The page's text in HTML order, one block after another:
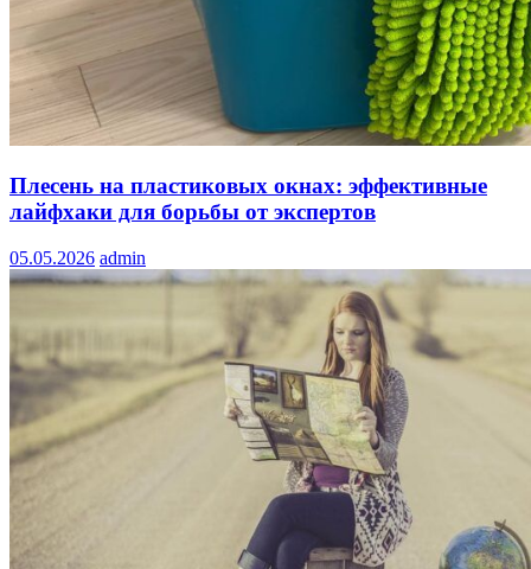
Плесень на пластиковых окнах: эффективные
лайфхаки для борьбы от экспертов
05.05.2026 admin